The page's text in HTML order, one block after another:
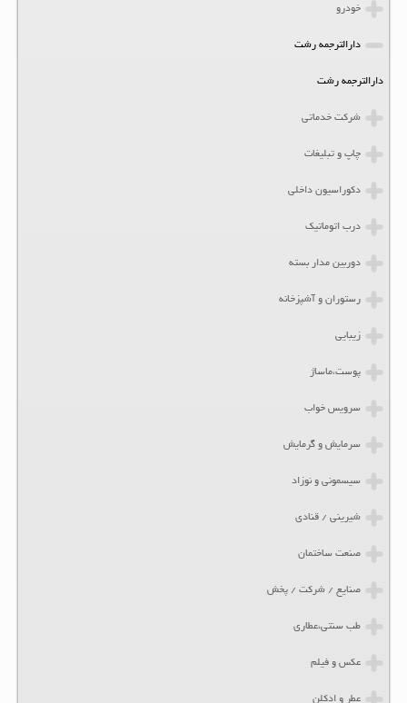
خودرو
دارالترجمه رشت
دارالترجمه رشت
شرکت خدماتی
چاپ و تبلیغات
دکوراسیون داخلی
درب اتوماتیک
دوربین مدار بسته
رستوران و آشپزخانه
زیبایی
پوست،ماساژ
سرویس خواب
سرمایش و گرمایش
سیسمونی و نوزاد
شیرینی / قنادی
صنعت ساختمان
صنایع / شرکت / پخش
طب سنتی،عطاری
عکس و فیلم
عطر و ادکلن